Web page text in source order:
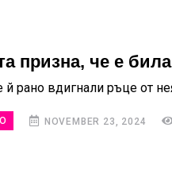
призна, че е
й рано вдигнали ръце от
NOVEMBER 23, 2024